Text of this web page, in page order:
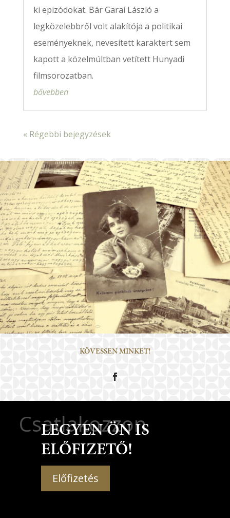
ki epizódokat. Bár Garai László a
legközelebbről volt alakítója a politikai
eseményeknek, nevesített karaktert sem
kapott a közelmúltban vetített Hunyadi
filmsorozatban.
bővebben
« Régebbi bejegyzések
KÖVESSEN MINKET!
Csatlakozzon
LEGYEN ÖN IS
ELŐFIZETŐ!
Előfizetés